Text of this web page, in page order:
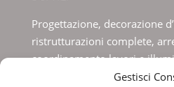
Gestisci
Progettazione, decorazione
ristrutturazioni complete,
coordinamento lavori e